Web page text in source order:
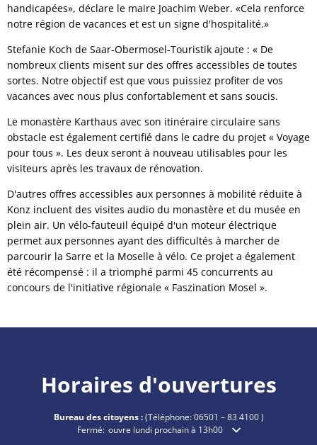
handicapées», déclare le maire Joachim Weber. «Cela renforce
notre région de vacances et est un signe d'hospitalité.»
Stefanie Koch de Saar-Obermosel-Touristik ajoute : « De
nombreux clients misent sur des offres accessibles de toutes
sortes. Notre objectif est que vous puissiez profiter de vos
vacances avec nous plus confortablement et sans soucis.
Le monastère Karthaus avec son itinéraire circulaire sans
obstacle est également certifié dans le cadre du projet « Voyage
pour tous ». Les deux seront à nouveau utilisables pour les
visiteurs après les travaux de rénovation.
D'autres offres accessibles aux personnes à mobilité réduite à
Konz incluent des visites audio du monastère et du musée en
plein air. Un vélo-fauteuil équipé d'un moteur électrique
permet aux personnes ayant des difficultés à marcher de
parcourir la Sarre et la Moselle à vélo. Ce projet a également
été récompensé : il a triomphé parmi 45 concurrents au
concours de l'initiative régionale « Faszination Mosel ».
Horaires d'ouvertures
Bureau des citoyens :(Téléphone:06501 – 83 4100)
Cliquez pour masquer les heures d'ouverture ou de
Fermé: ouvre lundi prochain à 13h00